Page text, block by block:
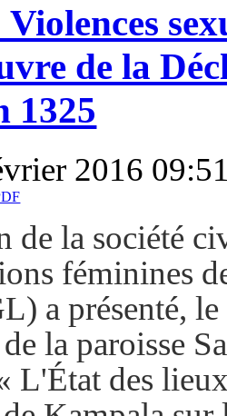
de la
1325
2016
de la société
féminines
a présenté,
la paroisse
L'État des